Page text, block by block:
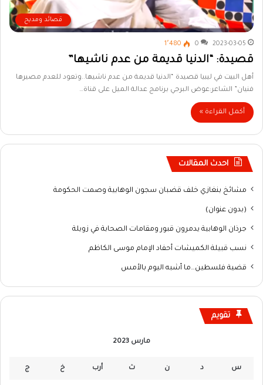
قصائد ومديح
2023-03-05
0 1٬480
قصيدة: “الدنيا قديمة من عدم ناشيها”
أهل البيت في ليبيا قصيدة “الدنيا قديمة من عدم ناشيها..وتعود للعدم مصيرها
فنيان” الشاعر:عوض البرجي برنامج عدالة الميل على قناة…
أكمل القراءة »
احدث المقالات
مشائخ بنغازي خلف قضبان سجون الوهابية وصمت الحكومة
(بدون عنوان)
جرذان الوهابية يدمرون قبور ومقامات الصحابة في زويلة
نسب قبيلة الكميشات أحفاد الإمام موسى الكاظم
قضية فلسطين…ما أشبه اليوم بالأمس
تقويم
مارس 2023
س د ن ث أرب خ ج